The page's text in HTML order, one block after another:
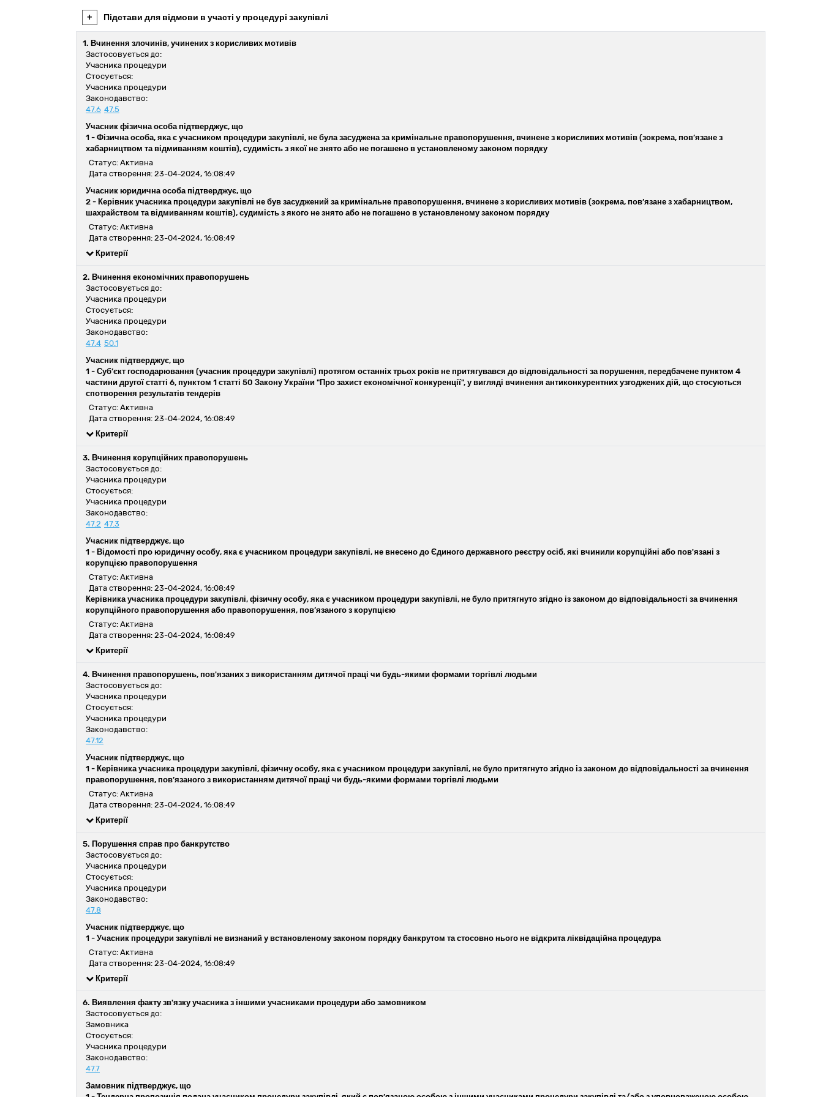
+ Підстави для відмови в участі у процедурі закупівлі
1. Вчинення злочинів, учинених з корисливих мотивів
Застосовується до:
Учасника процедури
Стосується:
Учасника процедури
Законодавство:
47.6 47.5
Учасник фізична особа підтверджує, що
1 - Фізична особа, яка є учасником процедури закупівлі, не була засуджена за кримінальне правопорушення, вчинене з корисливих мотивів (зокрема, пов’язане з
хабарництвом та відмиванням коштів), судимість з якої не знято або не погашено в установленому законом порядку
Статус: Активна
Дата створення: 23-04-2024, 16:08:49
Учасник юридична особа підтверджує, що
2 - Керівник учасника процедури закупівлі не був засуджений за кримінальне правопорушення, вчинене з корисливих мотивів (зокрема, пов’язане з хабарництвом,
шахрайством та відмиванням коштів), судимість з якого не знято або не погашено в установленому законом порядку
Статус: Активна
Дата створення: 23-04-2024, 16:08:49
Критерії
2. Вчинення економічних правопорушень
Застосовується до:
Учасника процедури
Стосується:
Учасника процедури
Законодавство:
47.4 50.1
Учасник підтверджує, що
1 - Суб’єкт господарювання (учасник процедури закупівлі) протягом останніх трьох років не притягувався до відповідальності за порушення, передбачене пунктом 4
частини другої статті 6, пунктом 1 статті 50 Закону України "Про захист економічної конкуренції", у вигляді вчинення антиконкурентних узгоджених дій, що стосуються
спотворення результатів тендерів
Статус: Активна
Дата створення: 23-04-2024, 16:08:49
Критерії
3. Вчинення корупційних правопорушень
Застосовується до:
Учасника процедури
Стосується:
Учасника процедури
Законодавство:
47.2 47.3
Учасник підтверджує, що
1 - Відомості про юридичну особу, яка є учасником процедури закупівлі, не внесено до Єдиного державного реєстру осіб, які вчинили корупційні або пов'язані з
корупцією правопорушення
Статус: Активна
Дата створення: 23-04-2024, 16:08:49
Керівника учасника процедури закупівлі, фізичну особу, яка є учасником процедури закупівлі, не було притягнуто згідно із законом до відповідальності за вчинення
корупційного правопорушення або правопорушення, пов’язаного з корупцією
Статус: Активна
Дата створення: 23-04-2024, 16:08:49
Критерії
4. Вчинення правопорушень, пов'язаних з використанням дитячої праці чи будь-якими формами торгівлі людьми
Застосовується до:
Учасника процедури
Стосується:
Учасника процедури
Законодавство:
47.12
Учасник підтверджує, що
1 - Керівника учасника процедури закупівлі, фізичну особу, яка є учасником процедури закупівлі, не було притягнуто згідно із законом до відповідальності за вчинення
правопорушення, пов’язаного з використанням дитячої праці чи будь-якими формами торгівлі людьми
Статус: Активна
Дата створення: 23-04-2024, 16:08:49
Критерії
5. Порушення справ про банкрутство
Застосовується до:
Учасника процедури
Стосується:
Учасника процедури
Законодавство:
47.8
Учасник підтверджує, що
1 - Учасник процедури закупівлі не визнаний у встановленому законом порядку банкрутом та стосовно нього не відкрита ліквідаційна процедура
Статус: Активна
Дата створення: 23-04-2024, 16:08:49
Критерії
6. Виявлення факту зв'язку учасника з іншими учасниками процедури або замовником
Застосовується до:
Замовника
Стосується:
Учасника процедури
Законодавство:
47.7
Замовник підтверджує, що